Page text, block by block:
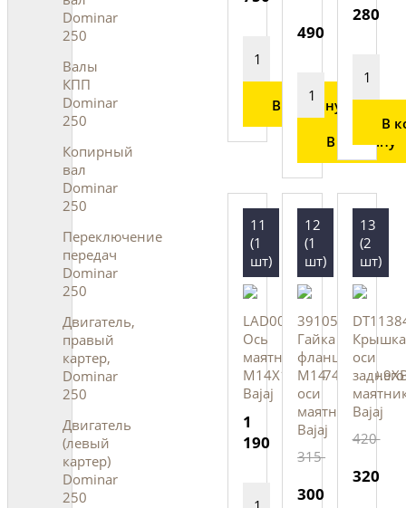
Dominar
250
Валы
КПП
Dominar
250
Копирный
вал
Dominar
250
Переключение
передач
Dominar
250
Двигатель,
правый
картер,
Dominar
250
Двигатель
(левый
картер)
Dominar
250
В корзину
490
В корзину
280
В
11
(1
шт)
LAD00108
Ось
маятника
Bajaj
1
190
12
(1
шт)
39105315
Гайка
фланцевая
M14
оси
маятника,
Bajaj
315
300
13
(2
шт)
Крышка
оси
заднего
Bajaj
420
320